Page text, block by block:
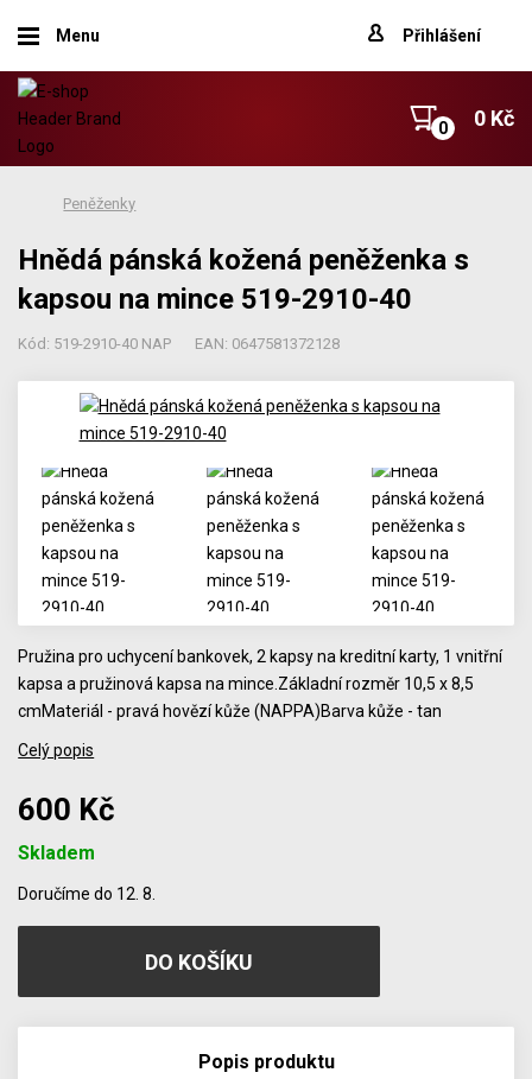
Menu Přihlášení
0 Kč
Peněženky
Hnědá pánská kožená peněženka s
kapsou na mince 519-2910-40
Kód: 519-2910-40 NAP EAN: 0647581372128
Pružina pro uchycení bankovek, 2 kapsy na kreditní karty, 1 vnitřní
kapsa a pružinová kapsa na mince.Základní rozměr 10,5 x 8,5
cmMateriál - pravá hovězí kůže (NAPPA)Barva kůže - tan
Celý popis
600 Kč
Skladem
Doručíme do 12. 8.
Popis produktu